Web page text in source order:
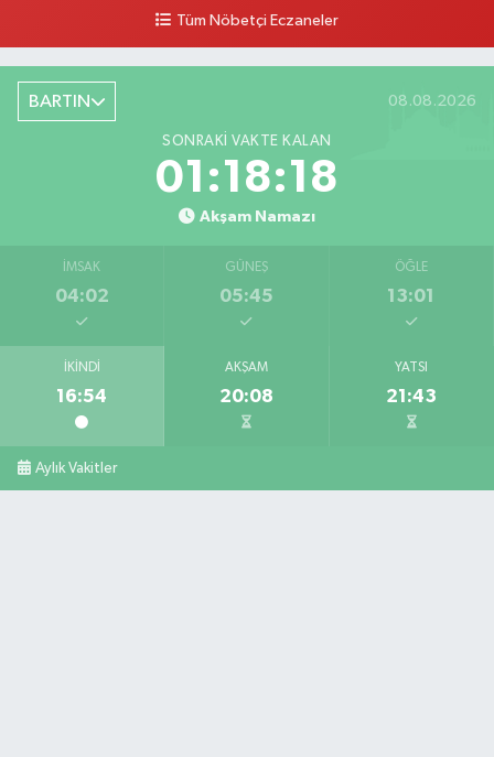
Tüm Nöbetçi Eczaneler
BARTIN 08.08.2026
SONRAKI VAKTE KALAN
01:18:17
Akşam Namazı
İMSAK
04:02
GÜNEŞ
05:45
ÖĞLE
13:01
İKINDI
16:54
AKŞAM
20:08
YATSI
21:43
Aylık Vakitler